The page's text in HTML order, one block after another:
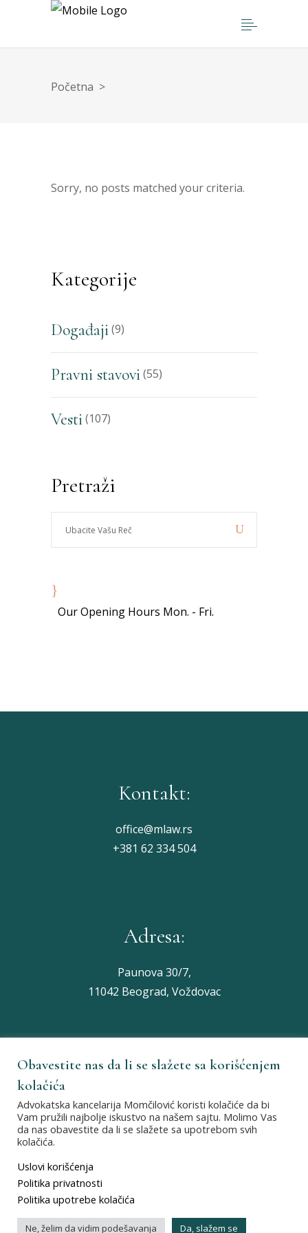
Početna >
Sorry, no posts matched your criteria.
Kategorije
Događaji(9)
Pravni stavovi(55)
Vesti(107)
Pretraži
Our Opening Hours Mon. - Fri.
Kontakt:
office@mlaw.rs
+381 62 334 504
Adresa:
Paunova 30/7,
11042 Beograd, Voždovac
Obavestite nas da li se slažete sa korišćenjem
kolačića
Advokatska kancelarija Momčilović koristi kolačiće da bi
Vam pružili najbolje iskustvo na našem sajtu. Molimo Vas
da nas obavestite da li se slažete sa upotrebom svih
kolačića.
Uslovi korišćenja
Politika privatnosti
Politika upotrebe kolačića
Ne, želim da vidim podešavanja Da, slažem se